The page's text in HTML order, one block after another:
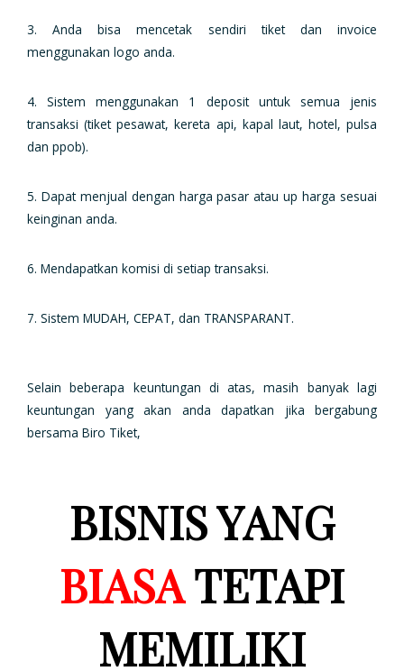
3. Anda bisa mencetak sendiri tiket dan invoice
menggunakan logo anda.
4. Sistem menggunakan 1 deposit untuk semua jenis
transaksi (tiket pesawat, kereta api, kapal laut, hotel, pulsa
dan ppob).
5. Dapat menjual dengan harga pasar atau up harga sesuai
keinginan anda.
6. Mendapatkan komisi di setiap transaksi.
7. Sistem MUDAH, CEPAT, dan TRANSPARANT.
Selain beberapa keuntungan di atas, masih banyak lagi
keuntungan yang akan anda dapatkan jika bergabung
bersama Biro Tiket,
BISNIS YANG
BIASATETAPI
MEMILIKI